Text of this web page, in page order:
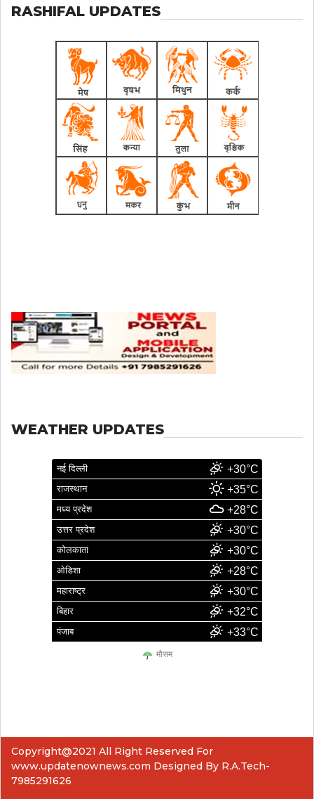
RASHIFAL UPDATES
WEATHER UPDATES
नई दिल्ली +30°C
राजस्थान +35°C
मध्य प्रदेश +28°C
उत्तर प्रदेश +30°C
कोलकाता +30°C
ओडिशा +28°C
महाराष्ट्र +30°C
बिहार +32°C
पंजाब +33°C
मौसम
Copyright@2021 All Right Reserved For
www.updatenownews.com Designed By R.A.Tech-
7985291626